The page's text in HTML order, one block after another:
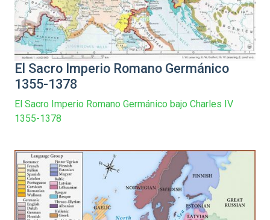
El Sacro Imperio Romano Germánico
1355-1378
El Sacro Imperio Romano Germánico bajo Charles IV
1355-1378